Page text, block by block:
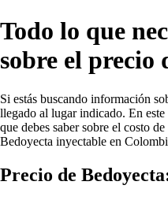
Todo lo que
sobre el precio
Si estás buscando información
llegado al lugar indicado. En
que debes saber sobre el costo
Bedoyecta inyectable en
Precio de